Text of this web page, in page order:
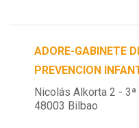
ADORE-GABINETE
PREVENCION
Nicolás Alkorta 2 - 3ª
48003 Bilbao